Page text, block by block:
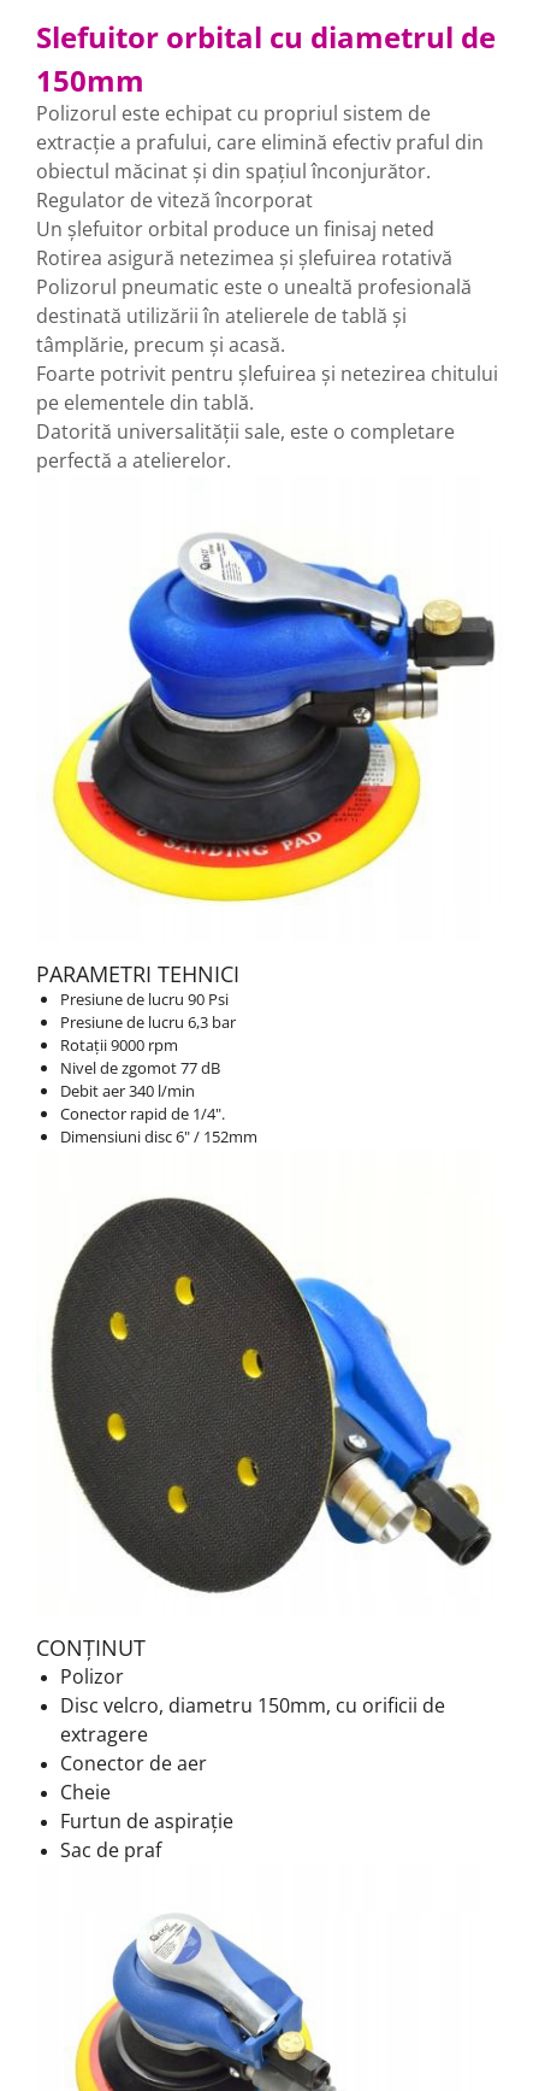
Slefuitor orbital cu diametrul de
150mm
Polizorul este echipat cu propriul sistem de
extracție a prafului, care elimină efectiv praful din
obiectul măcinat și din spațiul înconjurător.
Regulator de viteză încorporat
Un șlefuitor orbital produce un finisaj neted
Rotirea asigură netezimea și șlefuirea rotativă
Polizorul pneumatic este o unealtă profesională
destinată utilizării în atelierele de tablă și
tâmplărie, precum și acasă.
Foarte potrivit pentru șlefuirea și netezirea chitului
pe elementele din tablă.
Datorită universalității sale, este o completare
perfectă a atelierelor.
PARAMETRI TEHNICI
Presiune de lucru 90 Psi
Presiune de lucru 6,3 bar
Rotații 9000 rpm
Nivel de zgomot 77 dB
Debit aer 340 l/min
Conector rapid de 1/4".
Dimensiuni disc 6" / 152mm
CONȚINUT
Polizor
Disc velcro, diametru 150mm, cu orificii de
extragere
Conector de aer
Cheie
Furtun de aspirație
Sac de praf